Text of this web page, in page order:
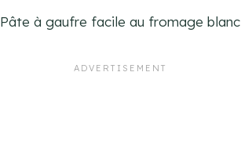
Pâte à gaufre facile au fromage blanc